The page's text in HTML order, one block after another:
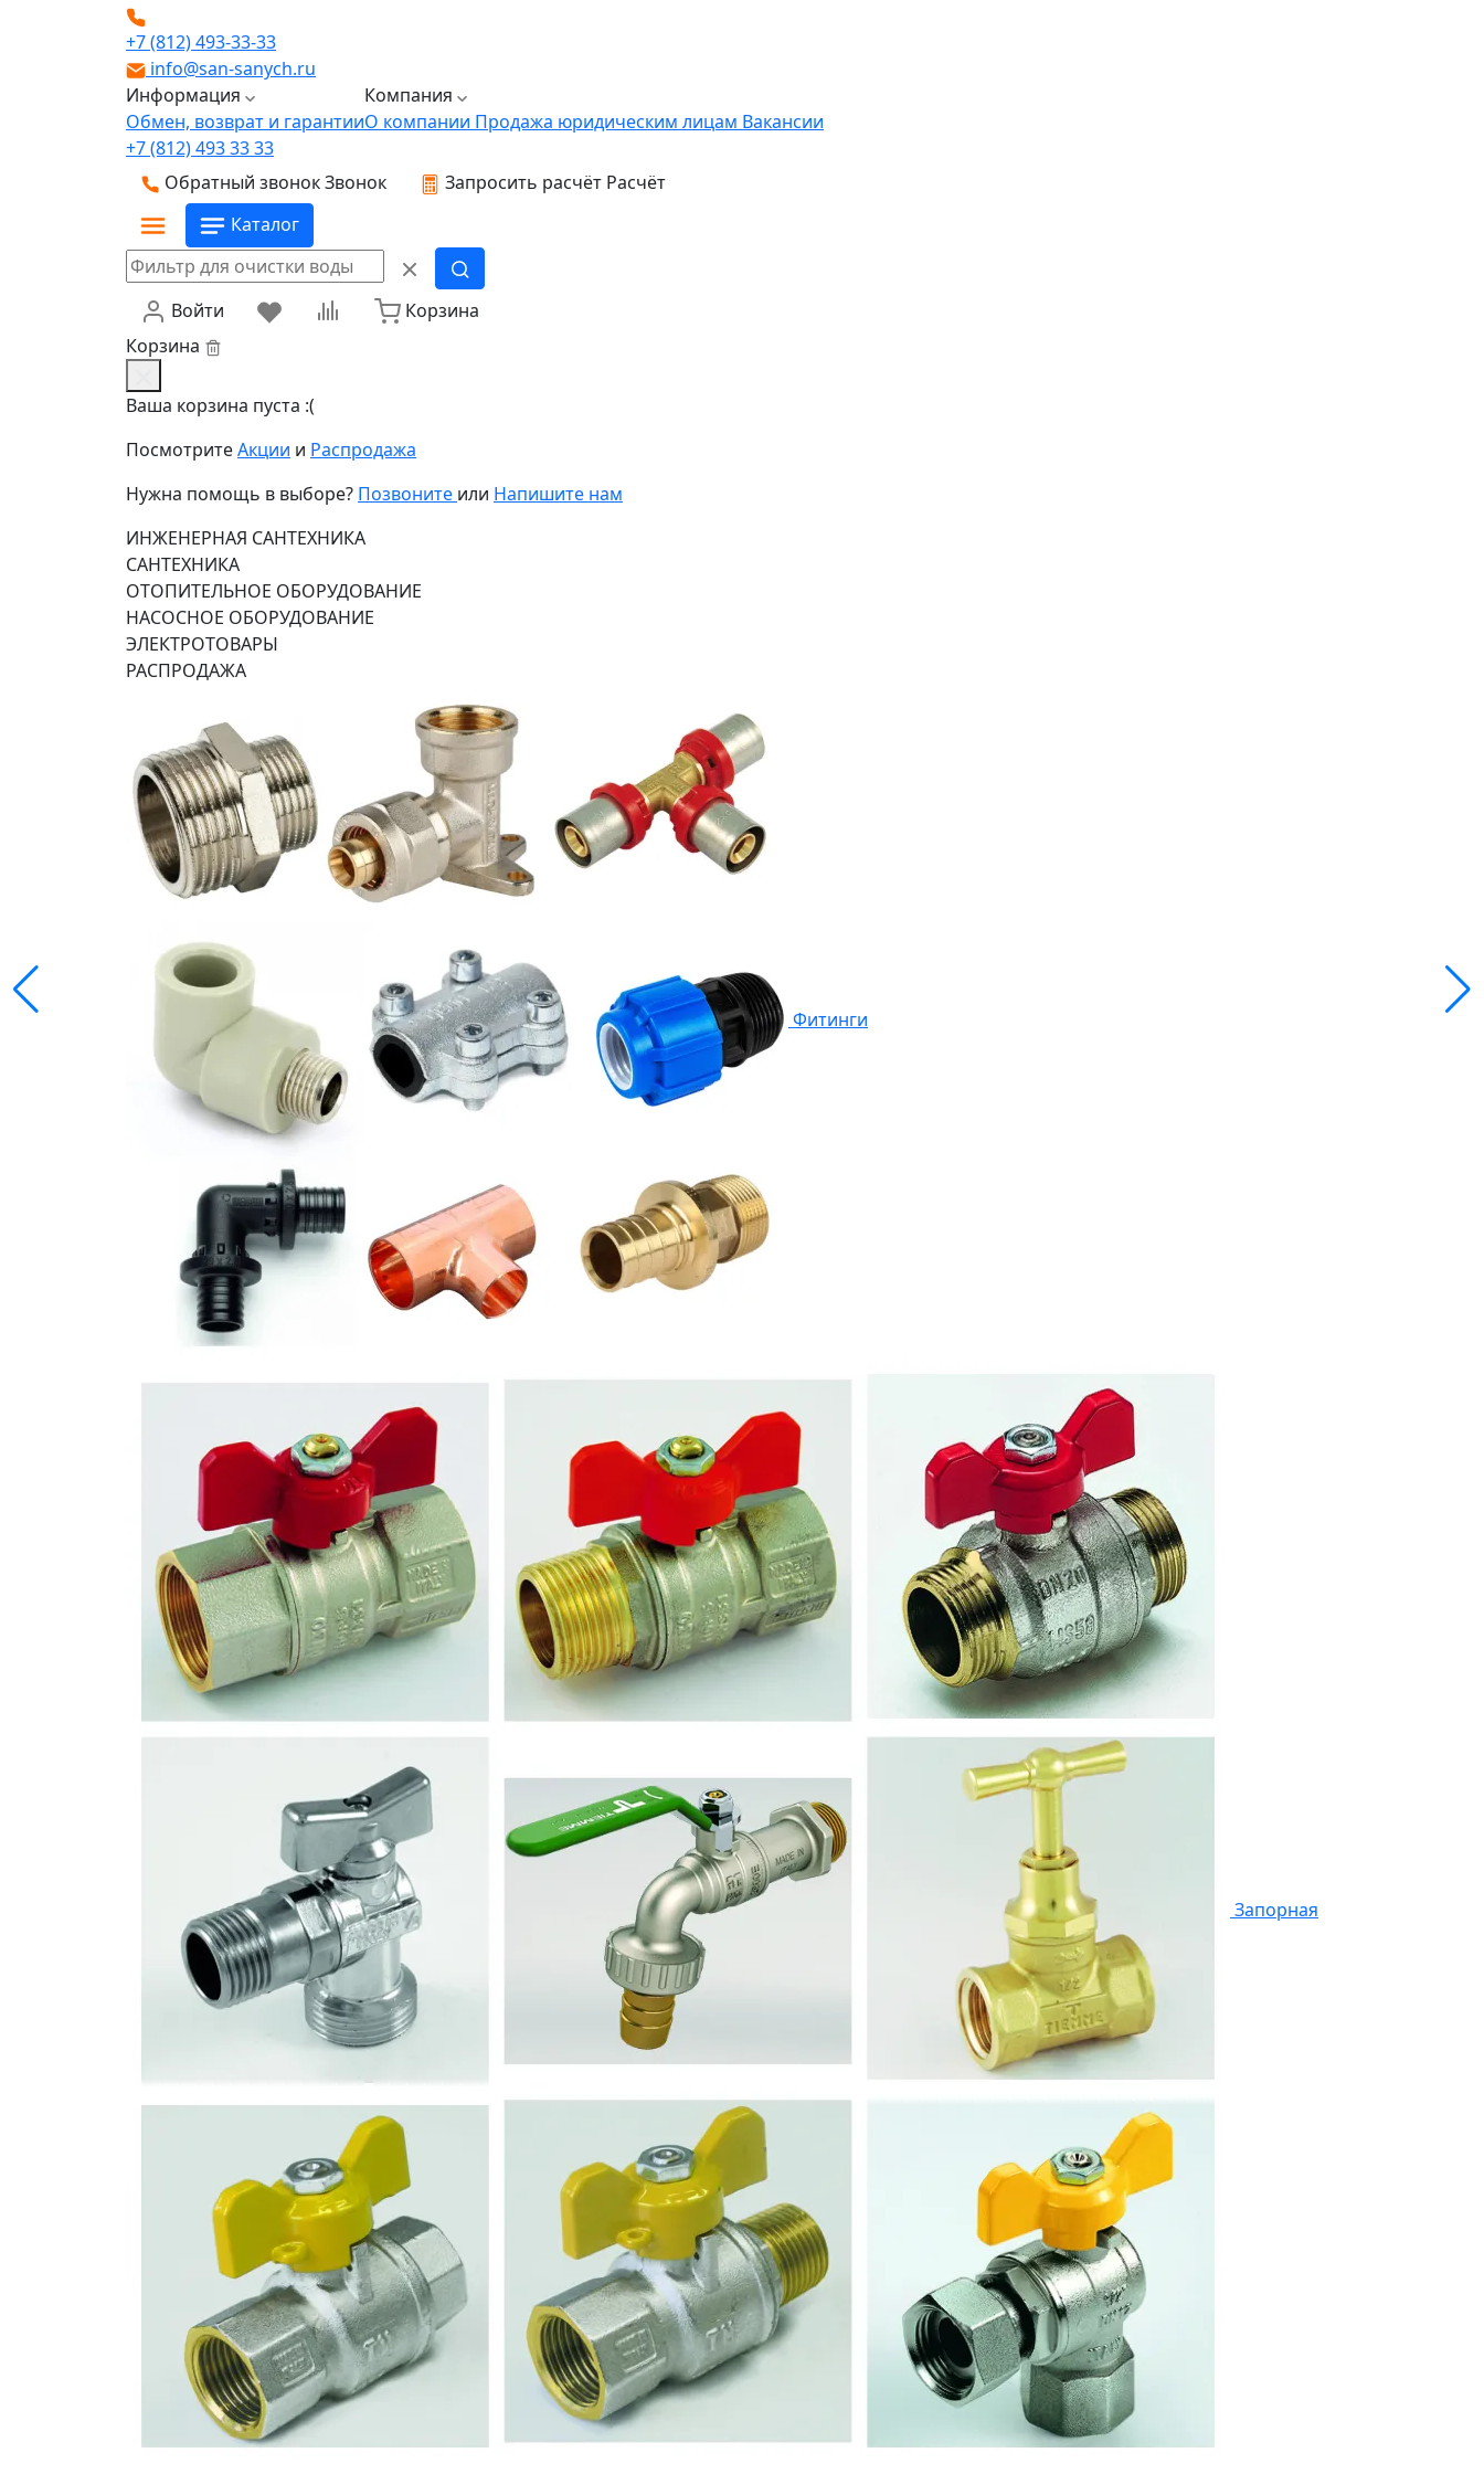
+7 (812) 493-33-33
info@san-sanych.ru
Информация
Обмен, возврат и гарантии
Компания
О компании Продажа юридическим лицам Вакансии
+7 (812) 493 33 33
Обратный звонокЗвонок Запросить расчёт Расчёт
Каталог
Войти
Корзина
Корзина
Ваша корзина пуста :(
ПосмотритеАкции и Распродажа
Нужна помощь в выборе? Позвоните или Напишите нам
ИНЖЕНЕРНАЯ САНТЕХНИКА
САНТЕХНИКА
ОТОПИТЕЛЬНОЕ ОБОРУДОВАНИЕ
НАСОСНОЕ ОБОРУДОВАНИЕ
ЭЛЕКТРОТОВАРЫ
РАСПРОДАЖА
Фитинги
Запорная